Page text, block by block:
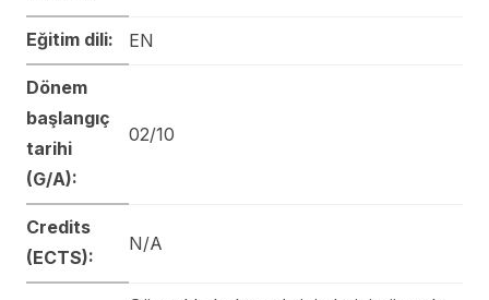
Eğitim dili: EN
Dönem
başlangıç
tarihi
(G/A):
02/10
Credits
(ECTS):
N/A